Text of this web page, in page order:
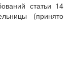
статьи 14
(принято